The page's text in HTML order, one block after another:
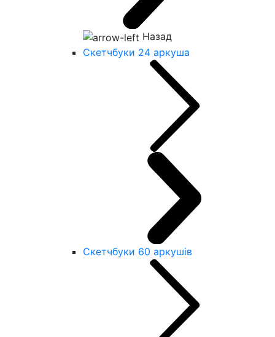
Назад
Скетчбуки 24 аркуша
Скетчбуки 60 аркушів